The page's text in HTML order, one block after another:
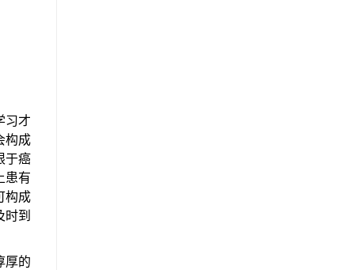
习才
构成
于癌
患有
构成
时到
厚的